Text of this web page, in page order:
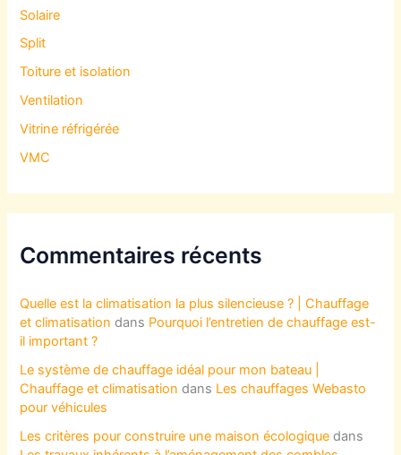
Solaire
Split
Toiture et isolation
Ventilation
Vitrine réfrigérée
VMC
Commentaires récents
Quelle est la climatisation la plus silencieuse ? | Chauffage
et climatisation dans Pourquoi l’entretien de chauffage est-
il important ?
Le système de chauffage idéal pour mon bateau |
Chauffage et climatisation dans Les chauffages Webasto
pour véhicules
Les critères pour construire une maison écologique dans